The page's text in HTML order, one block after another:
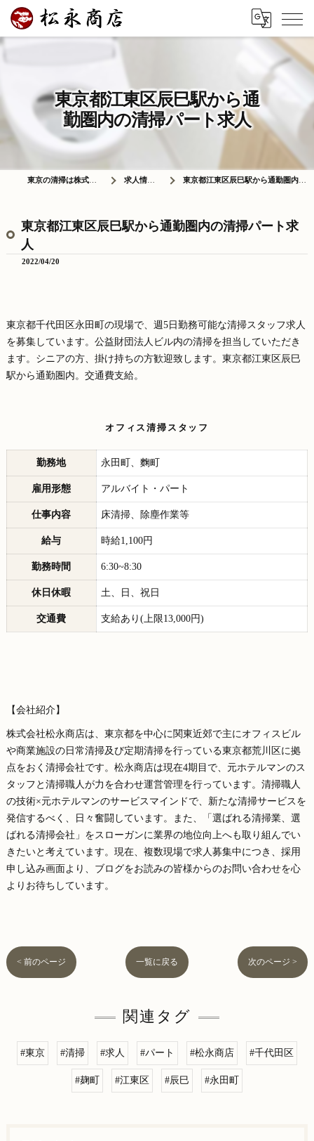
東京都江東区辰巳駅から通
勤圏内の清掃パート求人
東京の清掃は株式会社松永商店 求人情報ブログ 東京都江東区辰巳駅から通勤圏内の清掃パート求人
東京都江東区辰巳駅から通勤圏内の清掃パート求
人
2022/04/20
東京都千代田区永田町の現場で、週5日勤務可能な清掃スタッフ求人
を募集しています。公益財団法人ビル内の清掃を担当していただき
ます。シニアの方、掛け持ちの方歓迎致します。東京都江東区辰巳
駅から通勤圏内。交通費支給。
オフィス清掃スタッフ
勤務地 永田町、麴町
雇用形態 アルバイト・パート
仕事内容 床清掃、除塵作業等
給与 時給1,100円
勤務時間 6:30~8:30
休日休暇 土、日、祝日
交通費 支給あり(上限13,000円)
【会社紹介】
株式会社松永商店は、東京都を中心に関東近郊で主にオフィスビル
や商業施設の日常清掃及び定期清掃を行っている東京都荒川区に拠
点をおく清掃会社です。松永商店は現在4期目で、元ホテルマンのス
タッフと清掃職人が力を合わせ運営管理を行っています。清掃職人
の技術×元ホテルマンのサービスマインドで、新たな清掃サービスを
発信するべく、日々奮闘しています。また、「選ばれる清掃業、選
ばれる清掃会社」をスローガンに業界の地位向上へも取り組んでい
きたいと考えています。現在、複数現場で求人募集中につき、採用
申し込み画面より、ブログをお読みの皆様からのお問い合わせを心
よりお待ちしています。
< 前のページ 一覧に戻る 次のページ >
関連タグ
#東京 #清掃 #求人 #パート #松永商店 #千代田区
#麹町 #江東区 #辰巳 #永田町